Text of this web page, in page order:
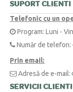
O metodă simplă este
gâtului, să marchezi
lungimea obținută cu
Suntem aici pentru
WhatsApp la +40 770
SUPORT CLIENTI
Telefonic cu un
Program: Luni -
Număr de telefon:
Prin email:
Adresă de e-mail:
SERVICII CLIENTI